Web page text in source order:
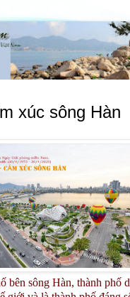
xúc sông Hàn
bên sông Hàn, thành phố